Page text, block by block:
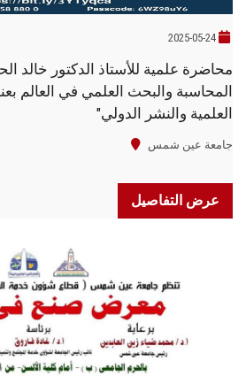
2025-05-24
محاضرة علمية للأستاذ الدكتور خالد
المحاسبة والبحث العلمي في العالم
العلمية والنشر الدولي"
جامعة عين شمس
عرض التفاصيل